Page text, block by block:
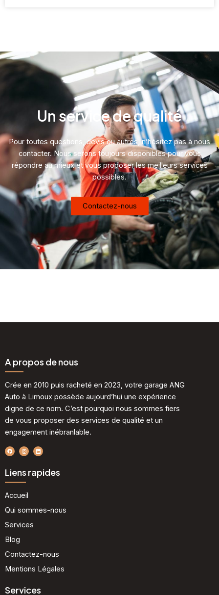
Un service de qualité
Pour toutes questions, devis ou autres, n’hésitez pas à nous
contacter. Nous serons toujours disponibles pour vous
répondre au mieux et vous proposer les meilleurs services
possibles.
Contactez-nous
A propos de nous
Crée en 2010 puis racheté en 2023, votre garage ANG
Auto à Limoux possède aujourd’hui une expérience
digne de ce nom. C’est pourquoi nous sommes fiers
de vous proposer des services de qualité et un
engagement inébranlable.
F
a
c
o
o
k
I
n
s
g
r
a
L
i
n
d
i
Liens rapides
Accueil
Qui sommes-nous
Services
Blog
Contactez-nous
Mentions Légales
Services